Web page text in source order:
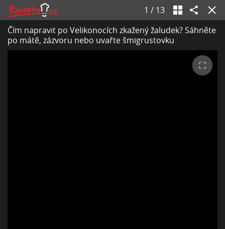
1 / 13
Čím napravit po Velikonocích zkažený žaludek? Sáhněte
po mátě, zázvoru nebo uvařte šmigrustovku